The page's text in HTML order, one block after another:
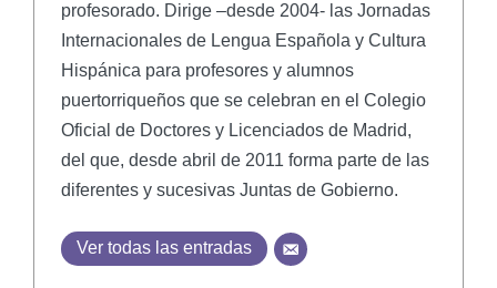
profesorado. Dirige –desde 2004- las Jornadas
Internacionales de Lengua Española y Cultura
Hispánica para profesores y alumnos
puertorriqueños que se celebran en el Colegio
Oficial de Doctores y Licenciados de Madrid,
del que, desde abril de 2011 forma parte de las
diferentes y sucesivas Juntas de Gobierno.
Ver todas las entradas